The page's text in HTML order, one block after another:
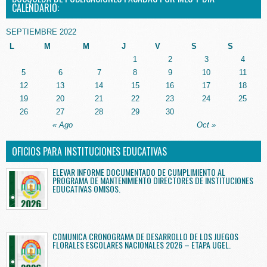
CALENDARIO:
SEPTIEMBRE 2022
L
M M J V S S
« Ago Oct »
1 2 3
4
5
6 7 8 9 10
11
12
13 14 15 16 17
18
19
20 21 22 23 24
25
26
27 28 29 30
OFICIOS PARA INSTITUCIONES EDUCATIVAS
ELEVAR INFORME DOCUMENTADO DE CUMPLIMIENTO AL
PROGRAMA DE MANTENIMIENTO DIRECTORES DE INSTITUCIONES
EDUCATIVAS OMISOS.
COMUNICA CRONOGRAMA DE DESARROLLO DE LOS JUEGOS
FLORALES ESCOLARES NACIONALES 2026 – ETAPA UGEL.